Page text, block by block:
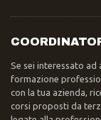
Se sei interessato ad
formazione
con la tua azienda,
corsi proposti da